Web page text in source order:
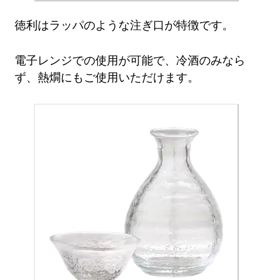
徳利はラッパのような注ぎ口が特徴です。
電子レンジでの使用が可能で、冷酒のみなら
ず、熱燗にもご使用いただけます。